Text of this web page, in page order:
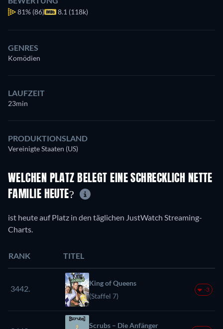
81% (86) 8.1 (118k)
GENRES
Komödien
LAUFZEIT
23min
PRODUKTIONSLAND
Vereinigte Staaten (US)
WELCHEN PLATZ BELEGT EINE SCHRECKLICH NETTE
FAMILIE HEUTE?
ist heute auf Platz in den täglichen JustWatch Streaming-
Charts.
RANK TITEL
3442.
King of Queens
(Staffel 7)
-3
Scrubs – Die Anfänger